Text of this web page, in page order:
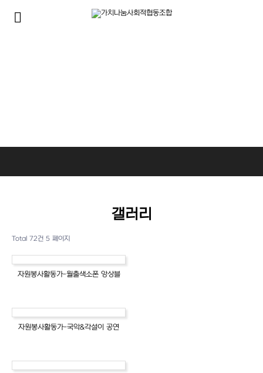
갤러리
Total 72건 5 페이지
자원봉사활동가-월출색소폰 앙상블
자원봉사활동가-국악&각설이 공연